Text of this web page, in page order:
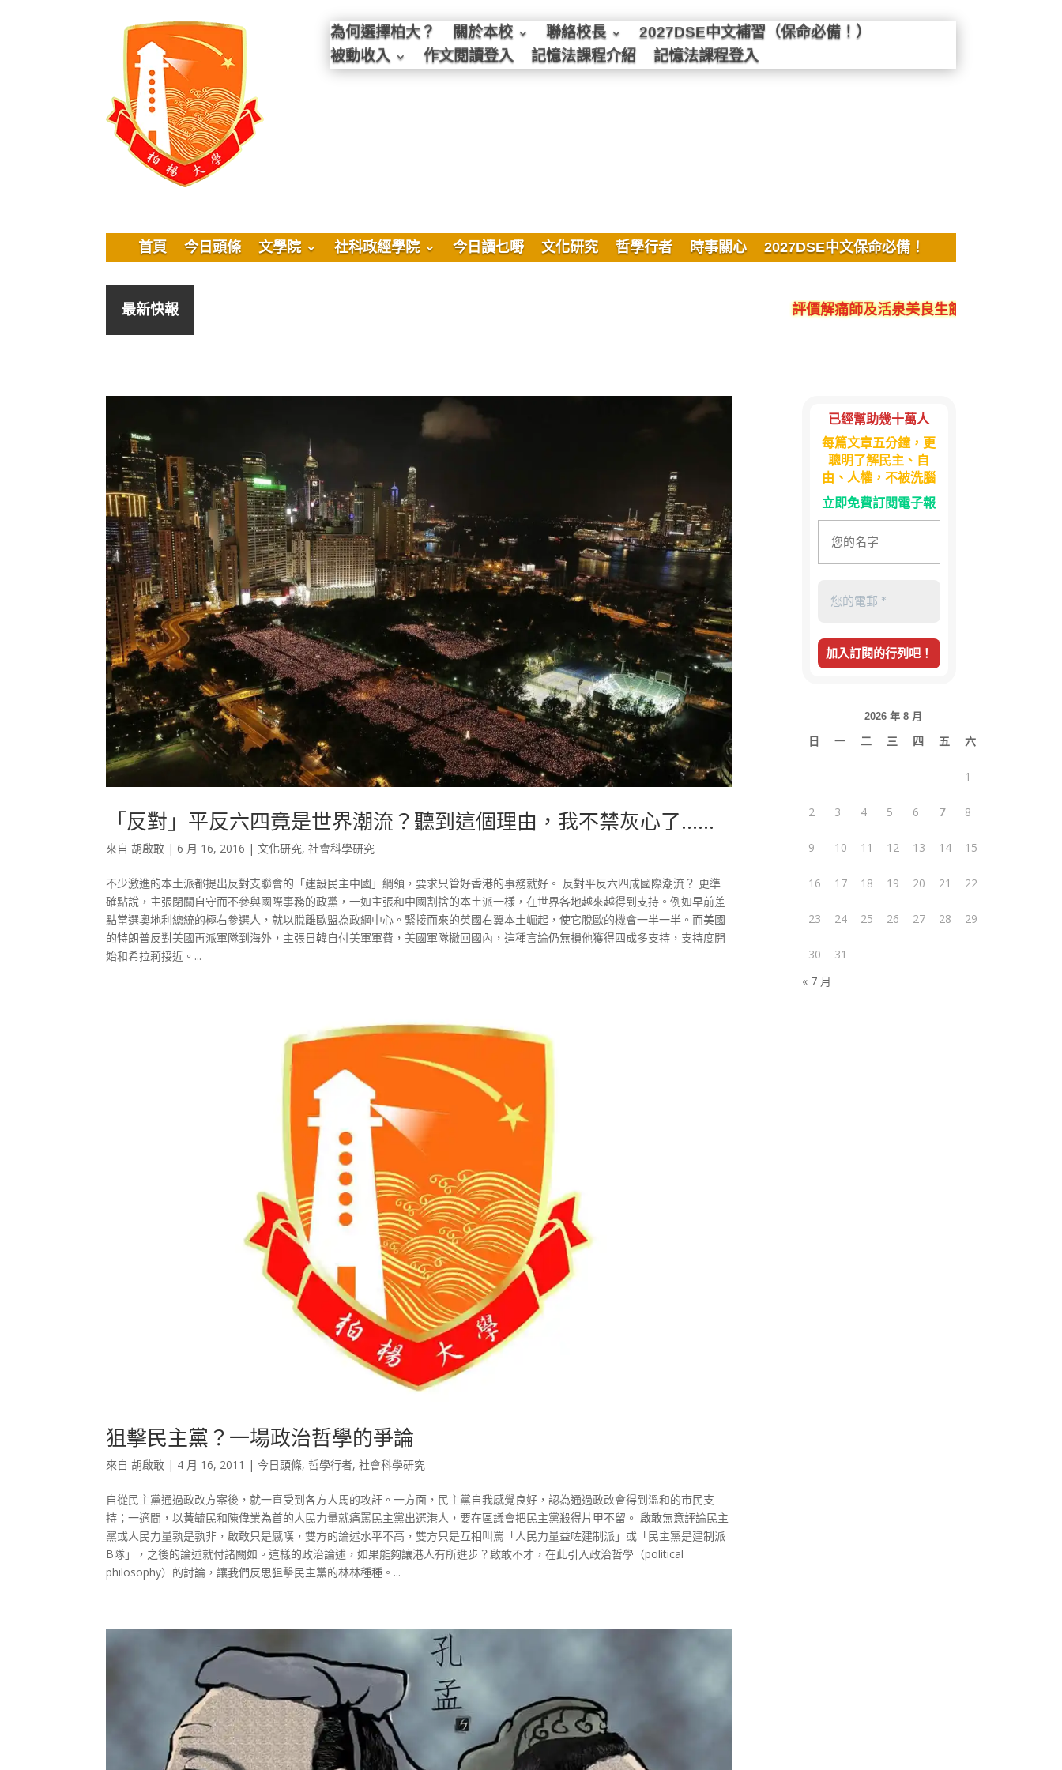
為何選擇柏大？ 關於本校 聯絡校長
2027DSE中文補習（保命必備！）
被動收入
作文閱讀登入 記憶法課程介紹 記憶法課程登入
首頁 今日頭條 文學院 社科政經學院 今日讀乜嘢 文化研究 哲學行者 時事關心 2027DSE中文保命必備！
最新快報 評價解痛師及活泉美良生館的不良銷售、呃人、
「反對」平反六四竟是世界潮流？聽到這個理由，我不禁灰心了……
來自胡啟敢 |6 月 16, 2016 |文化研究,社會科學研究
不少激進的本土派都提出反對支聯會的「建設民主中國」綱領，要求只管好香港的事務就好。 反對平反六四成國際潮流？ 更準
確點說，主張閉關自守而不參與國際事務的政黨，一如主張和中國割捨的本土派一樣，在世界各地越來越得到支持。例如早前差
點當選奧地利總統的極右參選人，就以脫離歐盟為政綱中心。緊接而來的英國右翼本土崛起，使它脫歐的機會一半一半。而美國
的特朗普反對美國再派軍隊到海外，主張日韓自付美軍軍費，美國軍隊撤回國內，這種言論仍無損他獲得四成多支持，支持度開
始和希拉莉接近。...
狙擊民主黨？一場政治哲學的爭論
來自胡啟敢 | 4 月 16, 2011 |今日頭條,哲學行者,社會科學研究
自從民主黨通過政改方案後，就一直受到各方人馬的攻訐。一方面，民主黨自我感覺良好，認為通過政改會得到溫和的市民支
持；一適間，以黃毓民和陳偉業為首的人民力量就痛罵民主黨出選港人，要在區議會把民主黨殺得片甲不留。 啟敢無意評論民主
黨或人民力量孰是孰非，啟敢只是感嘆，雙方的論述水平不高，雙方只是互相叫罵「人民力量益咗建制派」或「民主黨是建制派
B隊」，之後的論述就付諸闕如。這樣的政治論述，如果能夠讓港人有所進步？啟敢不才，在此引入政治哲學（political
philosophy）的討論，讓我們反思狙擊民主黨的林林種種。...
已經幫助幾十萬人
每篇文章五分鐘，更
聰明了解民主、自
由、人權，不被洗腦
立即免費訂閱電子報
2026 年 8 月
日 一 二 三 四 五 六
1
2 3 4 5 6 7 8
9 10 11 12 13 14 15
16 17 18 19 20 21 22
23 24 25 26 27 28 29
30
31
« 7 月